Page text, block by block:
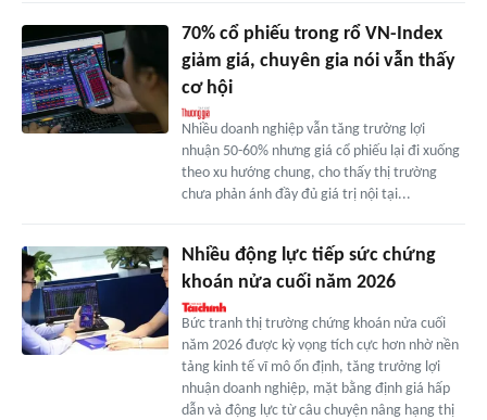
70% cổ phiếu trong rổ VN-Index
giảm giá, chuyên gia nói vẫn thấy
cơ hội
Nhiều doanh nghiệp vẫn tăng trưởng lợi
nhuận 50-60% nhưng giá cổ phiếu lại đi xuống
theo xu hướng chung, cho thấy thị trường
chưa phản ánh đầy đủ giá trị nội tại...
Nhiều động lực tiếp sức chứng
khoán nửa cuối năm 2026
Bức tranh thị trường chứng khoán nửa cuối
năm 2026 được kỳ vọng tích cực hơn nhờ nền
tảng kinh tế vĩ mô ổn định, tăng trưởng lợi
nhuận doanh nghiệp, mặt bằng định giá hấp
dẫn và động lực từ câu chuyện nâng hạng thị